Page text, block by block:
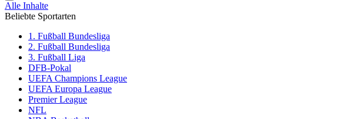
Alle Inhalte
Beliebte Sportarten
1. Fußball Bundesliga
2. Fußball Bundesliga
3. Fußball Liga
DFB-Pokal
UEFA Champions League
UEFA Europa League
Premier League
NFL